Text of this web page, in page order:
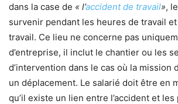
dans la case de « l’accident de travail»,
survenir pendant les heures de travail
travail. Ce lieu ne concerne pas
d’entreprise, il inclut le chantier ou les
d’intervention dans le cas où la mission
un déplacement. Le salarié doit être en
qu’il existe un lien entre l’accident et